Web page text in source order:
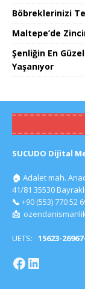
Böbreklerinizi
Maltepe’de
Şenliğin En
Yaşanıyor
SUCUDO Dijital
🏠 Adalet mah.
41/81 35530
📞 +90 (553) 770 52
📩
UETS: 15623-